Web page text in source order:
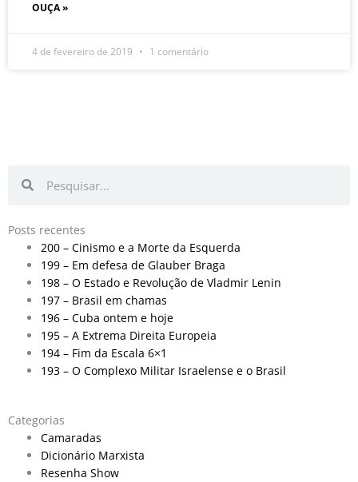
OUÇA »
4 de fevereiro de 2019 1 comentário
Posts recentes
200 – Cinismo e a Morte da Esquerda
199 – Em defesa de Glauber Braga
198 – O Estado e Revolução de Vladmir Lenin
197 – Brasil em chamas
196 – Cuba ontem e hoje
195 – A Extrema Direita Europeia
194 – Fim da Escala 6×1
193 – O Complexo Militar Israelense e o Brasil
Categorias
Camaradas
Dicionário Marxista
Resenha Show